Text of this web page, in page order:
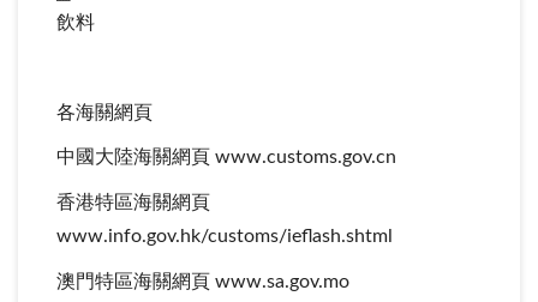
飲料
各海關網頁
中國大陸海關網頁 www.customs.gov.cn
香港特區海關網頁
www.info.gov.hk/customs/ieflash.shtml
澳門特區海關網頁 www.sa.gov.mo